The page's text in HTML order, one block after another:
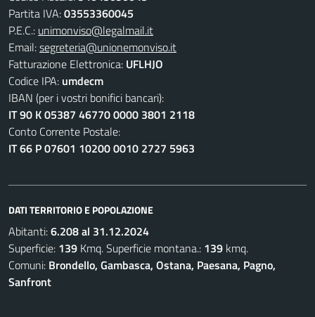
Partita IVA:03553360045
P.E.C.: unimonviso@legalmail.it
Email:segreteria@unionemonviso.it
Fatturazione Elettronica: UFLHJO
Codice IPA: umdecm
IBAN (per i vostri bonifici bancari):
IT 90 K 05387 46770 0000 3801 2118
Conto Corrente Postale:
IT 66 P 07601 10200 0010 2727 5963
DATI TERRITORIO E POPOLAZIONE
Abitanti:6.208 al 31.12.2024
Superficie: 139 Kmq. Superficie montana.: 139 kmq.
Comuni: Brondello, Gambasca, Ostana, Paesana, Pagno,
Sanfront